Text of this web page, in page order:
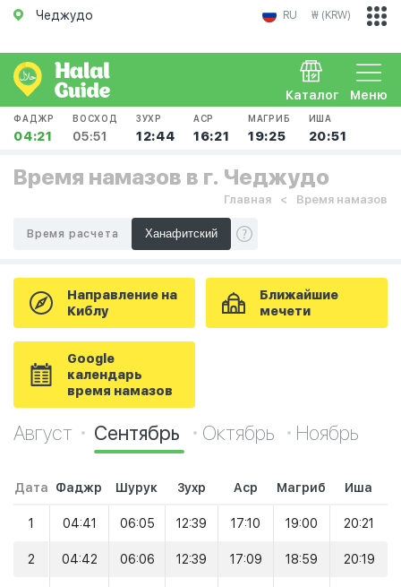
Чеджудо RU ₩ (KRW)
Меню
Каталог
ФАДЖР
04:21
ВОСХОД
05:51
ЗУХР
12:44
АСР
16:21
МАГРИБ
19:25
ИША
20:51
Время намазов в г. Чеджудо
Главная Время намазов
Время расчета
Направление на
Киблу
Ближайшие
мечети
Google
календарь
время намазов
Август Сентябрь Октябрь Ноябрь
Дата Фаджр Шурук Зухр Аср Магриб Иша
1 04:41 06:05 12:39 17:10 19:00 20:21
2 04:42 06:06 12:39 17:09 18:59 20:19